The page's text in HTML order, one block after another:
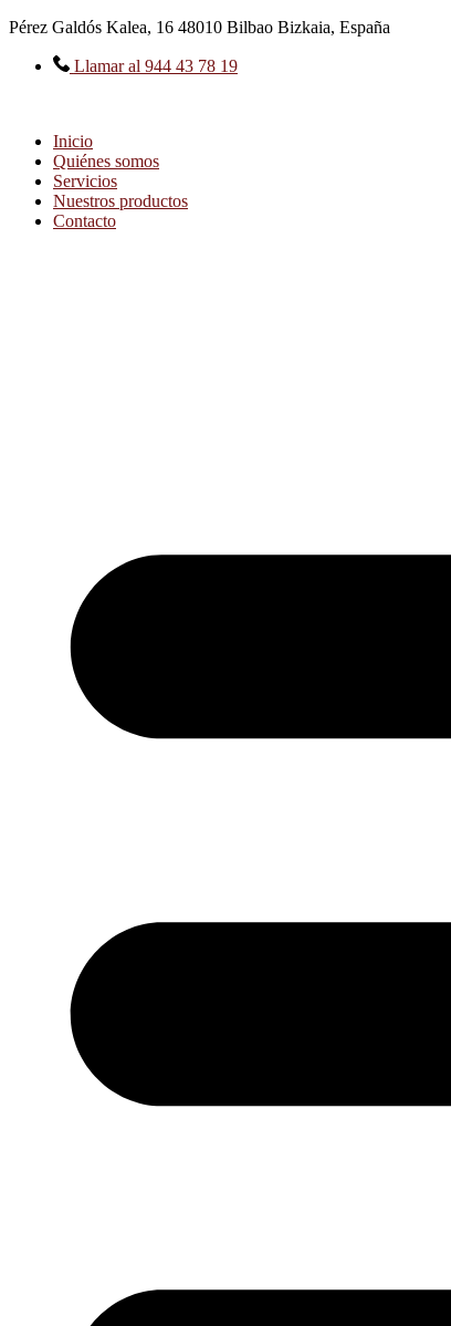
Ir
contenido
Pérez Galdós Kalea, 16 48010 Bilbao Bizkaia, España
Llamar al 944 43 78 19
Inicio
Quiénes somos
Servicios
Nuestros productos
Contacto